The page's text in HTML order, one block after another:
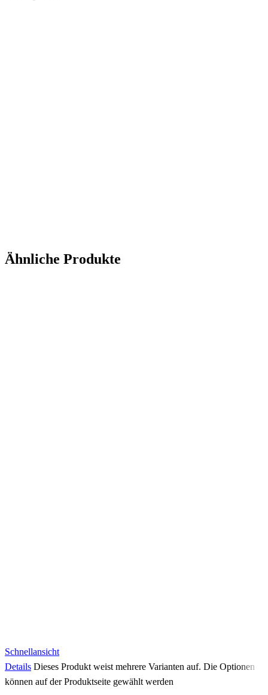
Ähnliche Produkte
Schnellansicht
Details Dieses Produkt weist mehrere Varianten auf. Die Optionen
können auf der Produktseite gewählt werden